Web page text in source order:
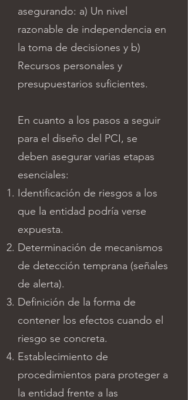
asegurando: a) Un nivel
razonable de independencia en
la toma de decisiones y b)
Recursos personales y
presupuestarios suficientes.
En cuanto a los pasos a seguir
para el diseño del PCI, se
deben asegurar varias etapas
esenciales:
Identificación de riesgos a los
que la entidad podría verse
expuesta.
Determinación de mecanismos
de detección temprana (señales
de alerta).
Definición de la forma de
contener los efectos cuando el
riesgo se concreta.
Establecimiento de
procedimientos para proteger a
la entidad frente a las